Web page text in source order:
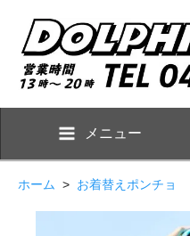
メニュー
ホーム > お着替えポンチョ